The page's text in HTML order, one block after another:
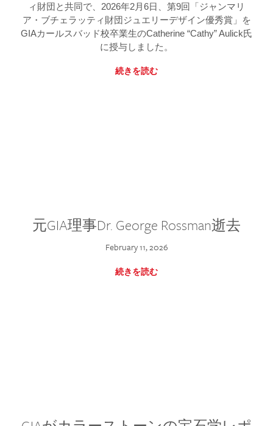
ィ財団と共同で、2026年2月6日、第9回「ジャンマリ
ア・ブチェラッティ財団ジュエリーデザイン優秀賞」を
GIAカールスバッド校卒業生のCatherine “Cathy” Aulick氏
に授与しました。
続きを読む
元GIA理事Dr. George Rossman逝去
February 11, 2026
続きを読む